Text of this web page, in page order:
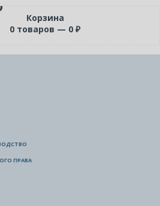
Корзина
0 товаров — 0 ₽
ПРАВА